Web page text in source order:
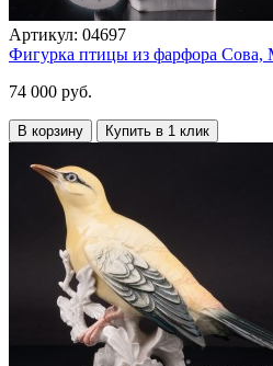
Артикул: 04697
Фигурка птицы из фарфора Сова,
74 000 руб.
В корзину Купить в 1 клик